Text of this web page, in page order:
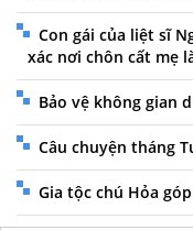
Con gái của liệt sĩ
xác nơi chôn cất mẹ
Bảo vệ không gian
Câu chuyện tháng
Gia tộc chú Hỏa